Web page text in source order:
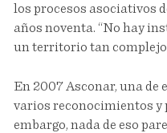
los procesos asociativos
años noventa. “No hay
un territorio tan
En 2007 Asconar, una de
varios reconocimientos y
embargo, nada de eso